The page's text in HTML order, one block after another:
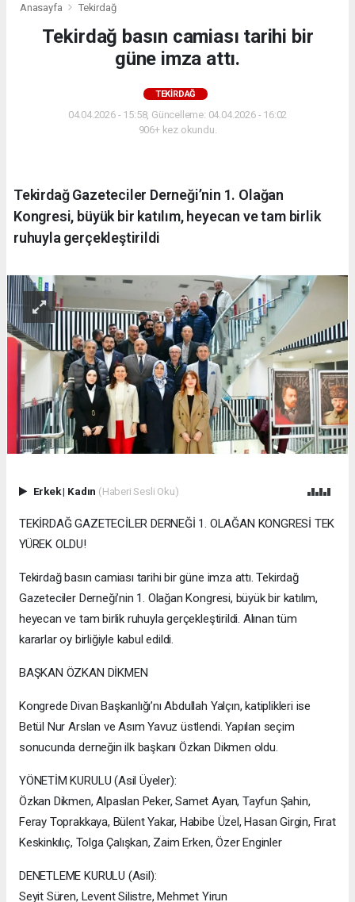
Anasayfa Tekirdağ
Tekirdağ basın camiası tarihi bir
güne imza attı.
TEKIRDAĞ
04.04.2026 - 15:58, Güncelleme: 04.04.2026 - 16:02
906+ kez okundu.
Tekirdağ Gazeteciler Derneği’nin 1. Olağan
Kongresi, büyük bir katılım, heyecan ve tam birlik
ruhuyla gerçekleştirildi
Erkek| Kadın (Haberi Sesli Oku)
TEKİRDAĞ GAZETECİLER DERNEĞİ 1. OLAĞAN KONGRESİ TEK
YÜREK OLDU!
Tekirdağ basın camiası tarihi bir güne imza attı. Tekirdağ
Gazeteciler Derneği’nin 1. Olağan Kongresi, büyük bir katılım,
heyecan ve tam birlik ruhuyla gerçekleştirildi. Alınan tüm
kararlar oy birliğiyle kabul edildi.
BAŞKAN ÖZKAN DİKMEN
Kongrede Divan Başkanlığı’nı Abdullah Yalçın, katiplikleri ise
Betül Nur Arslan ve Asım Yavuz üstlendi. Yapılan seçim
sonucunda derneğin ilk başkanı Özkan Dikmen oldu.
YÖNETİM KURULU (Asil Üyeler):
Özkan Dikmen, Alpaslan Peker, Samet Ayan, Tayfun Şahin,
Feray Toprakkaya, Bülent Yakar, Habibe Üzel, Hasan Girgin, Fırat
Keskinkılıç, Tolga Çalışkan, Zaim Erken, Özer Enginler
DENETLEME KURULU (Asil):
Seyit Süren, Levent Silistre, Mehmet Yirun